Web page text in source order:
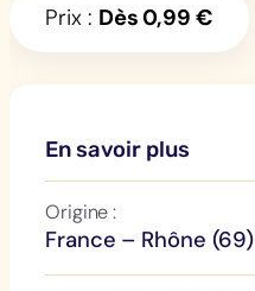
Prix : Dès0,99 €
En savoir plus
Origine :
France – Rhône (69)